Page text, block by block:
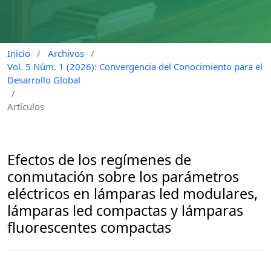
Inicio / Archivos /
Vol. 5 Núm. 1 (2026): Convergencia del Conocimiento para el
Desarrollo Global
/
Artículos
Efectos de los regímenes de
conmutación sobre los parámetros
eléctricos en lámparas led modulares,
lámparas led compactas y lámparas
fluorescentes compactas